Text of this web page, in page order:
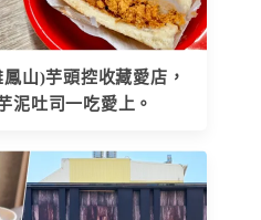
山)芋頭控收藏愛店，
泥吐司一吃愛上。